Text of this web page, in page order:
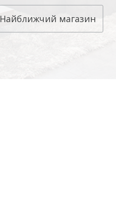
Найближчий магазин